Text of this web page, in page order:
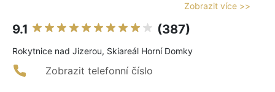
Zobrazit více >>
9.1 (387)
Rokytnice nad Jizerou, Skiareál Horní Domky
Zobrazit telefonní číslo